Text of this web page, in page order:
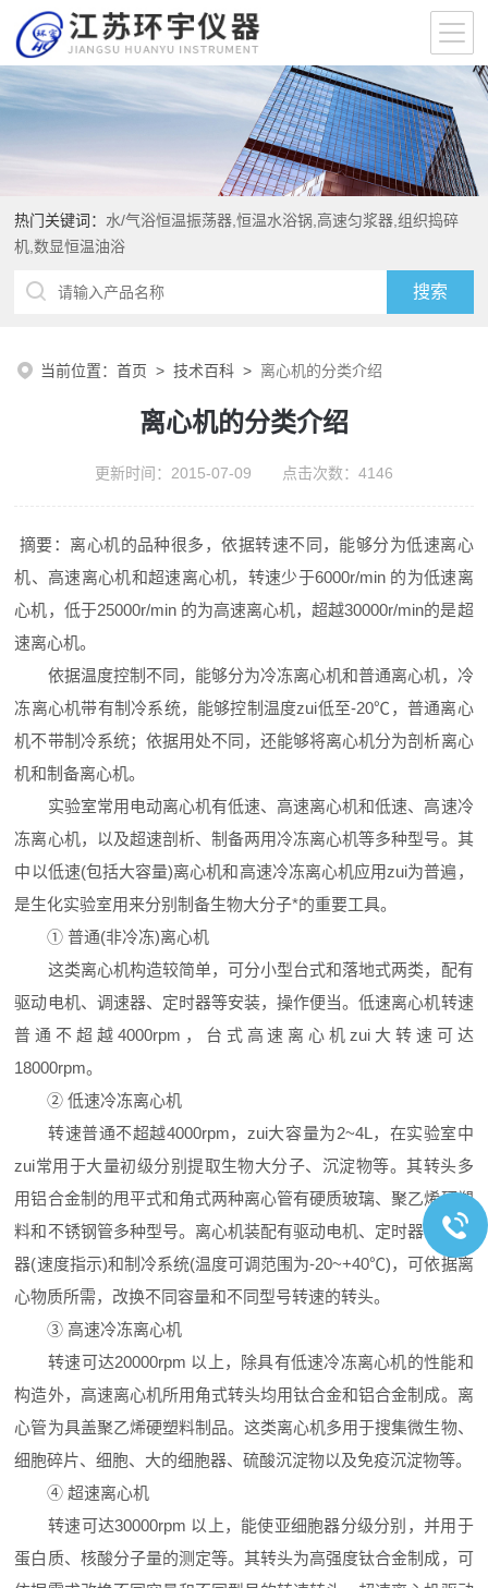
热门关键词： 水/气浴恒温振荡器,恒温水浴锅,高速匀浆器,组织捣碎
机,数显恒温油浴
当前位置：首页 >技术百科 > 离心机的分类介绍
离心机的分类介绍
更新时间：2015-07-09 点击次数：4146
摘要：离心机的品种很多，依据转速不同，能够分为低速离心
机、高速离心机和超速离心机，转速少于6000r/min 的为低速离
心机，低于25000r/min 的为高速离心机，超越30000r/min的是超
速离心机。
依据温度控制不同，能够分为冷冻离心机和普通离心机，冷
冻离心机带有制冷系统，能够控制温度zui低至-20℃，普通离心
机不带制冷系统；依据用处不同，还能够将离心机分为剖析离心
机和制备离心机。
实验室常用电动离心机有低速、高速离心机和低速、高速冷
冻离心机，以及超速剖析、制备两用冷冻离心机等多种型号。其
中以低速(包括大容量)离心机和高速冷冻离心机应用zui为普遍，
是生化实验室用来分别制备生物大分子*的重要工具。
① 普通(非冷冻)离心机
这类离心机构造较简单，可分小型台式和落地式两类，配有
驱动电机、调速器、定时器等安装，操作便当。低速离心机转速
普通不超越4000rpm，台式高速离心机zui大转速可达
18000rpm。
② 低速冷冻离心机
转速普通不超越4000rpm，zui大容量为2~4L，在实验室中
zui常用于大量初级分别提取生物大分子、沉淀物等。其转头多
用铝合金制的甩平式和角式两种离心管有硬质玻璃、聚乙烯硬塑
料和不锈钢管多种型号。离心机装配有驱动电机、定时器、调整
器(速度指示)和制冷系统(温度可调范围为-20~+40℃)，可依据离
心物质所需，改换不同容量和不同型号转速的转头。
③ 高速冷冻离心机
转速可达20000rpm 以上，除具有低速冷冻离心机的性能和
构造外，高速离心机所用角式转头均用钛合金和铝合金制成。离
心管为具盖聚乙烯硬塑料制品。这类离心机多用于搜集微生物、
细胞碎片、细胞、大的细胞器、硫酸沉淀物以及免疫沉淀物等。
④ 超速离心机
转速可达30000rpm 以上，能使亚细胞器分级分别，并用于
蛋白质、核酸分子量的测定等。其转头为高强度钛合金制成，可